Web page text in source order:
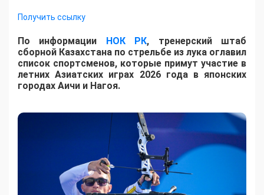
Получить ссылку
По информации НОК РК, тренерский штаб
сборной Казахстана по стрельбе из лука оглавил
список спортсменов, которые примут участие в
летних Азиатских играх 2026 года в японских
городах Аичи и Нагоя.